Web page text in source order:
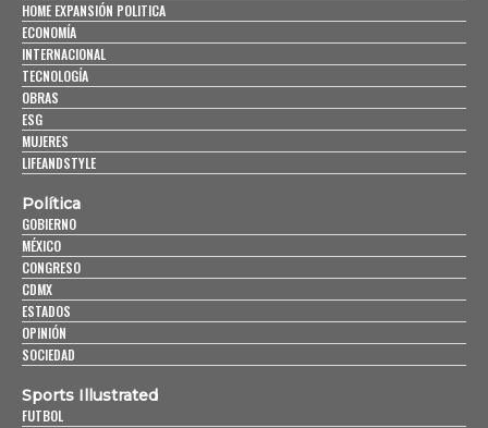
HOME EXPANSIÓN POLITICA
ECONOMÍA
INTERNACIONAL
TECNOLOGÍA
OBRAS
ESG
MUJERES
LIFEANDSTYLE
Política
GOBIERNO
MÉXICO
CONGRESO
CDMX
ESTADOS
OPINIÓN
SOCIEDAD
Sports Illustrated
FUTBOL